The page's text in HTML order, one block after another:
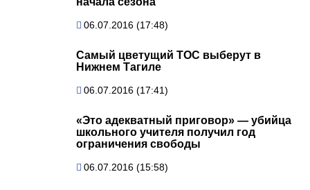
06.07.2016 (17:48)
Самый цветущий ТОС выберут в
Нижнем Тагиле
06.07.2016 (17:41)
«Это адекватный приговор» — убийца
школьного учителя получил год
ограничения свободы
06.07.2016 (15:58)